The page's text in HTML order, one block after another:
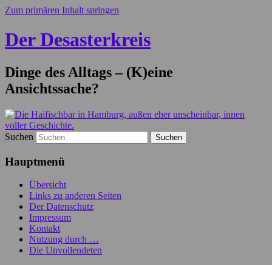
Zum primären Inhalt springen
Der Desasterkreis
Dinge des Alltags – (K)eine
Ansichtssache?
Suchen
Hauptmenü
Übersicht
Links zu anderen Seiten
Der Datenschutz
Impressum
Kontakt
Nutzung durch …
Die Unvollendeten